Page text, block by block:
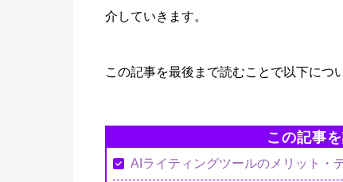
介していきます。
この記事を最後まで読むことで以下につ
この記事
AIライティングツールのメリット・